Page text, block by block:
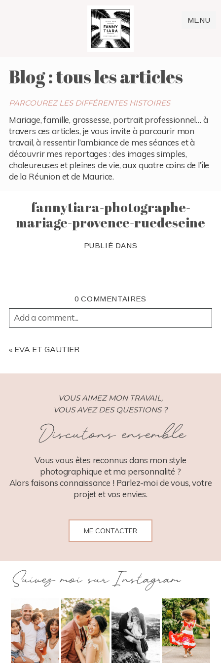
MENU
Blog : tous les articles
PARCOUREZ LES DIFFÉRENTES HISTOIRES
Mariage, famille, grossesse, portrait professionnel… à
travers ces articles, je vous invite à parcourir mon
travail, à ressentir l’ambiance de mes séances et à
découvrir mes reportages : des images simples,
chaleureuses et pleines de vie, aux quatre coins de l’île
de la Réunion et de Maurice.
fannytiara-photographe-
mariage-provence-ruedeseine
PUBLIÉ DANS
0 COMMENTAIRES
Add a comment...
REQUIRED FIELDS ARE MARKED *
« EVA ET GAUTIER
VOUS AIMEZ MON TRAVAIL,
VOUS AVEZ DES QUESTIONS ?
Discutons ensemble
Vous vous êtes reconnus dans mon style
photographique et ma personnalité ?
Alors faisons connaissance ! Parlez-moi de vous, votre
projet et vos envies.
ME CONTACTER
Suivez moi sur Instagram